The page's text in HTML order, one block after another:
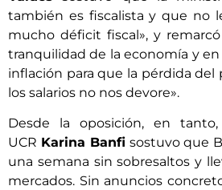
también es fiscalista y que no
mucho déficit fiscal», y
tranquilidad de la economía y
inflación para que la pérdida
los salarios no nos devore».
Desde la oposición, en
UCR Karina Banfisostuvo que
una semana sin sobresaltos y
mercados. Sin anuncios